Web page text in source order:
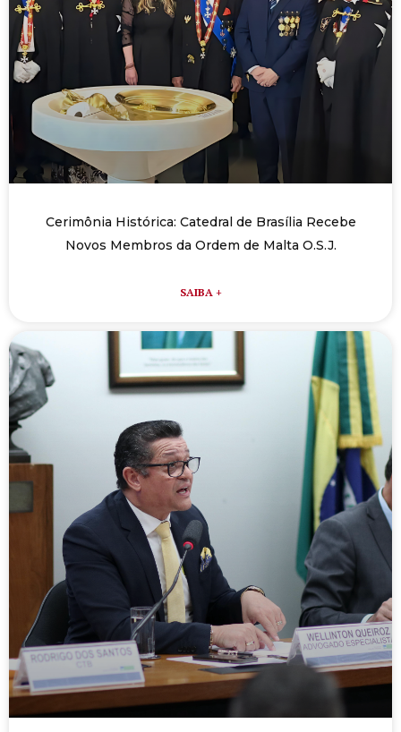
Cerimônia Histórica: Catedral de Brasília Recebe
Novos Membros da Ordem de Malta O.S.J.
SAIBA +